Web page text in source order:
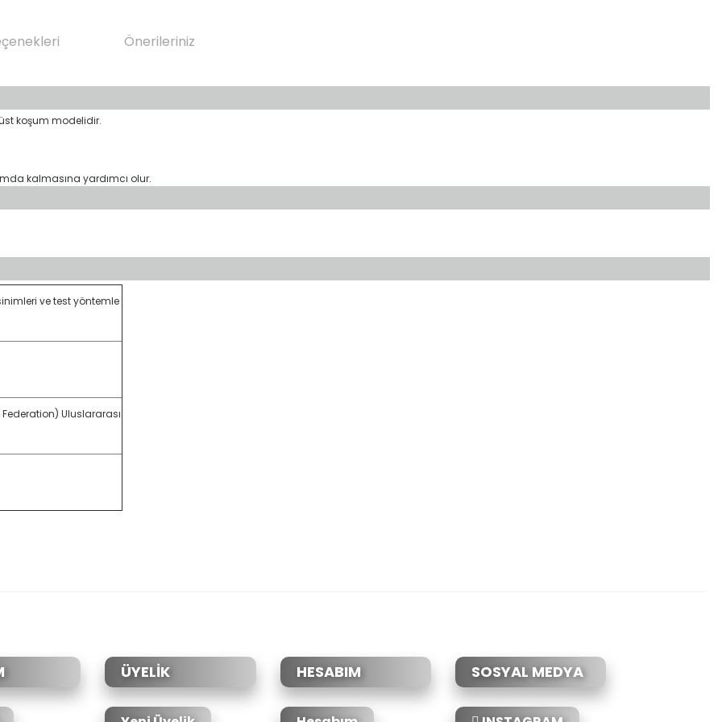
Önerileriniz
koşum modelidir.
kalmasına yardımcı olur.
ve test yöntemle
Uluslararası
ÜYELİK HESABIM SOSYAL MEDYA